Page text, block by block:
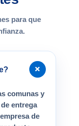
para que
+
comunas y
entrega
de